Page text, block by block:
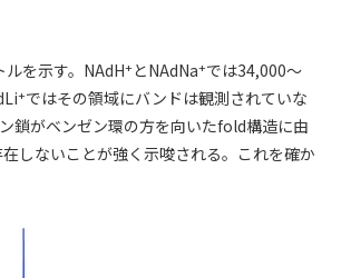
ルを示す。NAdH+とNAdNa+では34,000～
+ではその領域にバンドは観測されていな
鎖がベンゼン環の方を向いたfold構造に由
しないことが強く示唆される。これを確か